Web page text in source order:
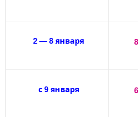
2 — 8 января
с 9 января